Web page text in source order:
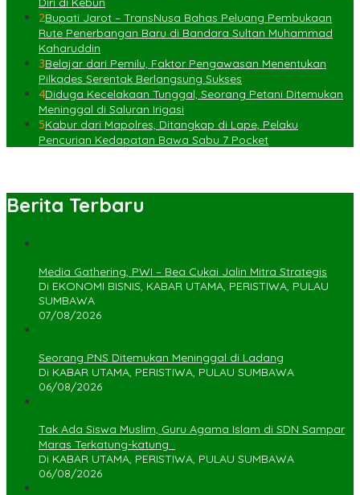
2Bupati Jarot – TransNusa Bahas Peluang Pembukaan
Rute Penerbangan Baru di Bandara Sultan Muhammad
Kaharuddin
3Belajar dari Pemilu, Faktor Pengawasan Menentukan
Pilkades Serentak Berlangsung Sukses
4Diduga Kecelakaan Tunggal, Seorang Petani Ditemukan
Meninggal di Saluran Irigasi
5Kabur dari Mapolres, Ditangkap di Lape, Pelaku
Pencurian Kedapatan Bawa Sabu 7 Pocket
Berita Terbaru
Media Gathering, PWI – Bea Cukai Jalin Mitra Strategis
Di EKONOMI BISNIS, KABAR UTAMA, PERISTIWA, PULAU
SUMBAWA
07/08/2026
Seorang PNS Ditemukan Meninggal di Ladang
Di KABAR UTAMA, PERISTIWA, PULAU SUMBAWA
06/08/2026
Tak Ada Siswa Muslim, Guru Agama Islam di SDN Sampar
Maras Terkatung-katung ‎
Di KABAR UTAMA, PERISTIWA, PULAU SUMBAWA
06/08/2026